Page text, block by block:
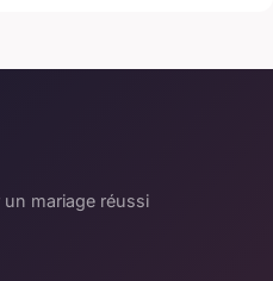
mariage réussi